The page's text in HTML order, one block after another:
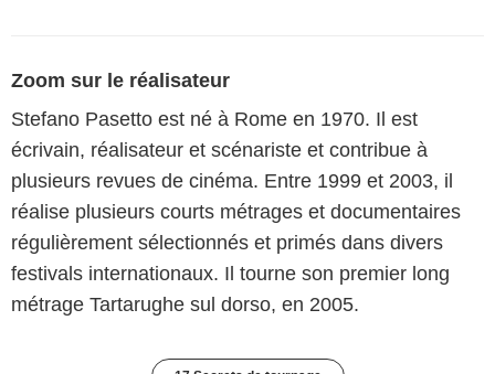
Zoom sur le réalisateur
Stefano Pasetto est né à Rome en 1970. Il est
écrivain, réalisateur et scénariste et contribue à
plusieurs revues de cinéma. Entre 1999 et 2003, il
réalise plusieurs courts métrages et documentaires
régulièrement sélectionnés et primés dans divers
festivals internationaux. Il tourne son premier long
métrage Tartarughe sul dorso, en 2005.